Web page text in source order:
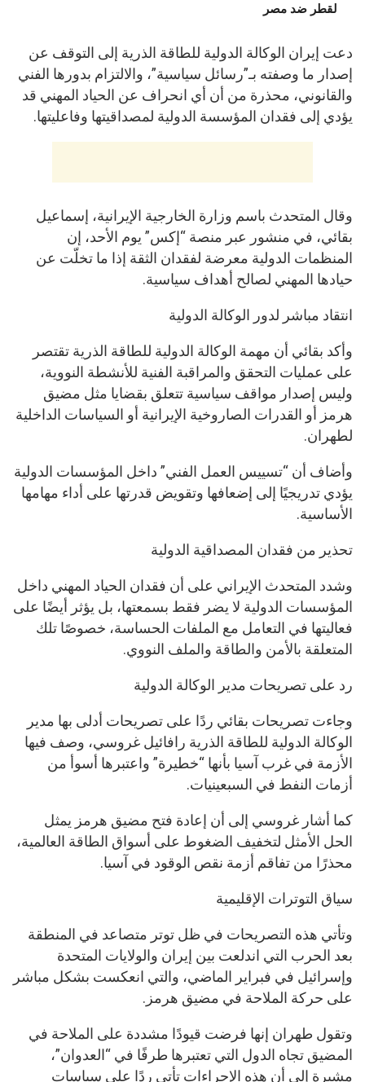
لقطر ضد مصر
دعت إيران الوكالة الدولية للطاقة الذرية إلى التوقف عن
إصدار ما وصفته بـ”رسائل سياسية”، والالتزام بدورها الفني
والقانوني، محذرة من أن أي انحراف عن الحياد المهني قد
يؤدي إلى فقدان المؤسسة الدولية لمصداقيتها وفاعليتها.
وقال المتحدث باسم وزارة الخارجية الإيرانية، إسماعيل
بقائي، في منشور عبر منصة “إكس” يوم الأحد، إن
المنظمات الدولية معرضة لفقدان الثقة إذا ما تخلّت عن
حيادها المهني لصالح أهداف سياسية.
انتقاد مباشر لدور الوكالة الدولية
وأكد بقائي أن مهمة الوكالة الدولية للطاقة الذرية تقتصر
على عمليات التحقق والمراقبة الفنية للأنشطة النووية،
وليس إصدار مواقف سياسية تتعلق بقضايا مثل مضيق
هرمز أو القدرات الصاروخية الإيرانية أو السياسات الداخلية
لطهران.
وأضاف أن “تسييس العمل الفني” داخل المؤسسات الدولية
يؤدي تدريجيًا إلى إضعافها وتقويض قدرتها على أداء مهامها
الأساسية.
تحذير من فقدان المصداقية الدولية
وشدد المتحدث الإيراني على أن فقدان الحياد المهني داخل
المؤسسات الدولية لا يضر فقط بسمعتها، بل يؤثر أيضًا على
فعاليتها في التعامل مع الملفات الحساسة، خصوصًا تلك
المتعلقة بالأمن والطاقة والملف النووي.
رد على تصريحات مدير الوكالة الدولية
وجاءت تصريحات بقائي ردًا على تصريحات أدلى بها مدير
الوكالة الدولية للطاقة الذرية رافائيل غروسي، وصف فيها
الأزمة في غرب آسيا بأنها “خطيرة” واعتبرها أسوأ من
أزمات النفط في السبعينيات.
كما أشار غروسي إلى أن إعادة فتح مضيق هرمز يمثل
الحل الأمثل لتخفيف الضغوط على أسواق الطاقة العالمية،
محذرًا من تفاقم أزمة نقص الوقود في آسيا.
سياق التوترات الإقليمية
وتأتي هذه التصريحات في ظل توتر متصاعد في المنطقة
بعد الحرب التي اندلعت بين إيران والولايات المتحدة
وإسرائيل في فبراير الماضي، والتي انعكست بشكل مباشر
على حركة الملاحة في مضيق هرمز.
وتقول طهران إنها فرضت قيودًا مشددة على الملاحة في
المضيق تجاه الدول التي تعتبرها طرفًا في “العدوان”،
مشيرة إلى أن هذه الإجراءات تأتي ردًا على سياسات